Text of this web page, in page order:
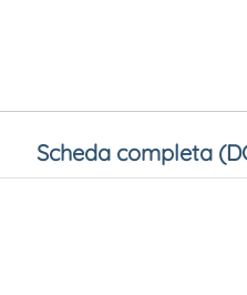
Scheda completa